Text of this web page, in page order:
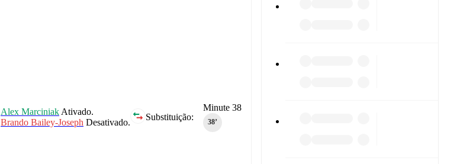
Minute 38
38‎’‎
Substituição:
Alex Marciniak Ativado.
Brando Bailey-Joseph Desativado.